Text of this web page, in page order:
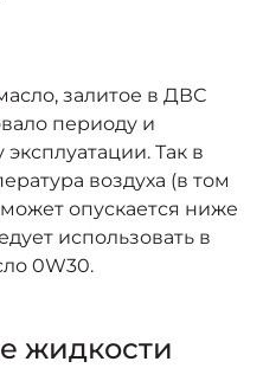
залитое в ДВС
периоду и
Так в
воздуха (в том
опускается ниже
использовать в
0W30.
жидкости